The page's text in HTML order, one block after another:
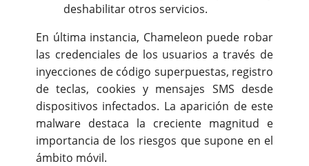
deshabilitar otros servicios.
En última instancia, Chameleon puede robar
las credenciales de los usuarios a través de
inyecciones de código superpuestas, registro
de teclas, cookies y mensajes SMS desde
dispositivos infectados. La aparición de este
malware destaca la creciente magnitud e
importancia de los riesgos que supone en el
ámbito móvil.